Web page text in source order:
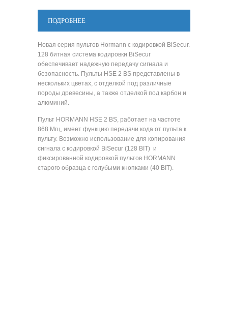
ПОДРОБНЕЕ
Новая серия пультов Hormann с кодировкой BiSecur.
128 битная система кодировки BiSecur
обеспечивает надежную передачу сигнала и
безопасность. Пульты HSE 2 BS представлены в
нескольких цветах, с отделкой под различные
породы древесины, а также отделкой под карбон и
алюминий.
Пульт HORMANN HSE 2 BS, работает на частоте
868 Мгц, имеет функцию передачи кода от пульта к
пульту. Возможно использование для копирования
сигнала с кодировкой BiSecur (128 BIT) и
фиксированной кодировкой пультов HORMANN
старого образца с голубыми кнопками (40 BIT).